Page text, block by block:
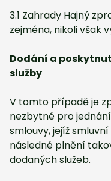
3.1 Zahrady Hajný
zejména, nikoli však
Dodání a
služby
V tomto případě je
nezbytné pro
smlouvy, jejíž
následné plnění
dodaných služeb.